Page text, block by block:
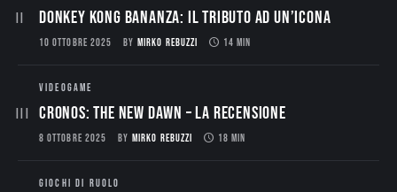
Donkey Kong Bananza: Il Tributo ad un’Icona
10 OTTOBRE 2025 BY MIRKO REBUZZI 14 MIN
VIDEOGAME
CRONOS: THE NEW DAWN – La Recensione
8 OTTOBRE 2025 BY MIRKO REBUZZI 18 MIN
GIOCHI DI RUOLO